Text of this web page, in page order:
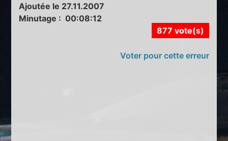
Ajoutée le 27.11.2007
Minutage : 00:08:12
877 vote(s)
Voter pour cette erreur